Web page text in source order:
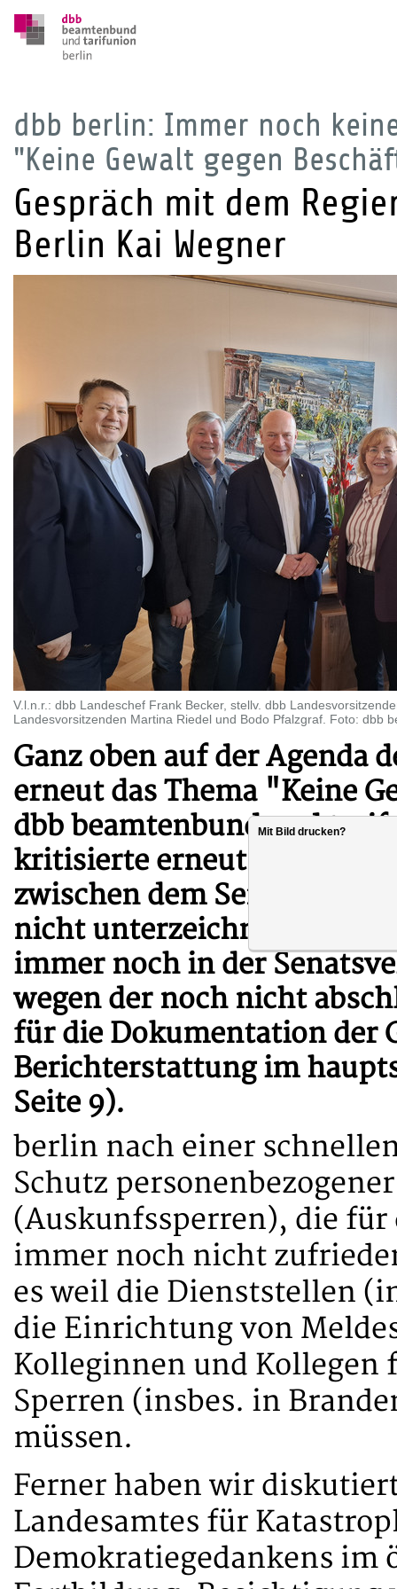
dbb berlin: Immer noch
"Keine Gewalt gegen
Gespräch mit dem
Berlin Kai Wegner
V.l.n.r.: dbb Landeschef Frank Becker, stellv. dbb
Landesvorsitzenden Martina Riedel und Bodo Pfalzgraf. Foto: dbb
Ganz oben auf der Agenda
erneut das Thema "Keine
dbb beamtenbund und
kritisierte erneut, dass die
zwischen dem Senat und
nicht unterzeichnet ist.
immer noch in der
wegen der noch nicht
für die Dokumentation der
Berichterstattung im
Seite 9).
berlin nach einer
Schutz
(Auskunfssperren), die
immer noch nicht
es weil die Dienststellen
die Einrichtung von
Kolleginnen und Kollegen
Sperren (insbes. in
müssen.
Ferner haben wir
Landesamtes für
Demokratiegedankens
Mit Bild drucken?